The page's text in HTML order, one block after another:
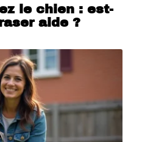
le chien : est-
aide ?